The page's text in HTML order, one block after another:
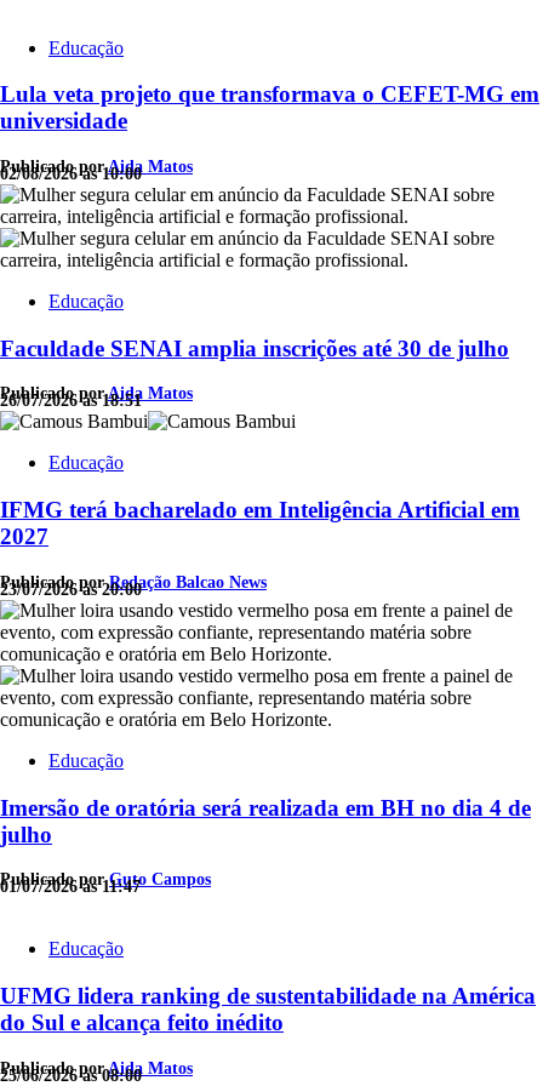
Educação
Lula veta projeto que transformava o CEFET-MG em
universidade
Publicado porAida Matos
02/08/2026 às 10:00
Educação
Faculdade SENAI amplia inscrições até 30 de julho
Publicado porAida Matos
26/07/2026 às 18:51
Educação
IFMG terá bacharelado em Inteligência Artificial em
2027
Publicado porRedação Balcao News
23/07/2026 às 20:00
Educação
Imersão de oratória será realizada em BH no dia 4 de
julho
Publicado porGuto Campos
01/07/2026 às 11:47
Educação
UFMG lidera ranking de sustentabilidade na América
do Sul e alcança feito inédito
Publicado porAida Matos
25/06/2026 às 08:00